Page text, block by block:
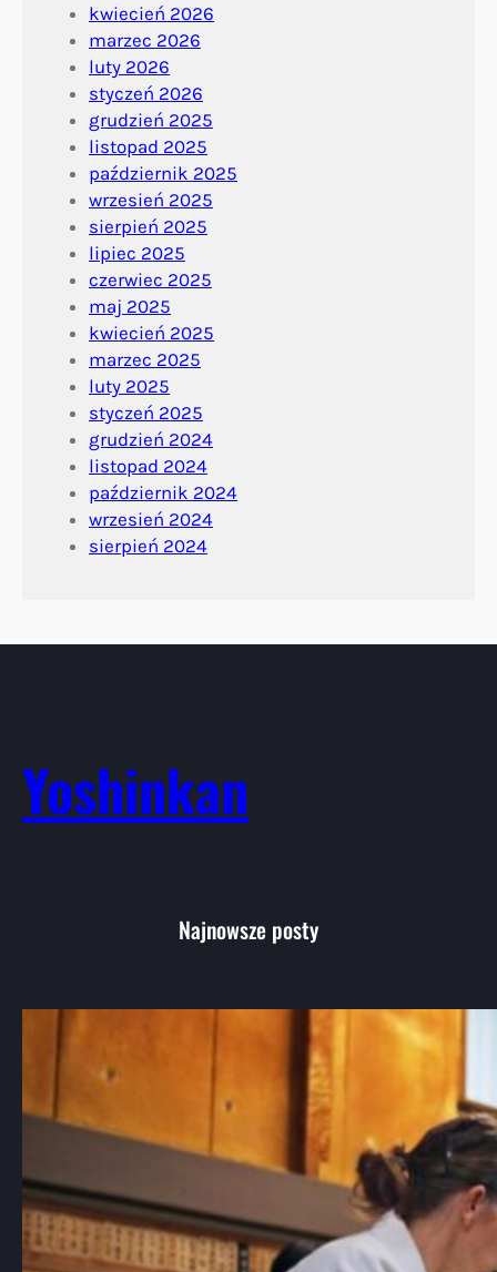
kwiecień 2026
marzec 2026
luty 2026
styczeń 2026
grudzień 2025
listopad 2025
październik 2025
wrzesień 2025
sierpień 2025
lipiec 2025
czerwiec 2025
maj 2025
kwiecień 2025
marzec 2025
luty 2025
styczeń 2025
grudzień 2024
listopad 2024
październik 2024
wrzesień 2024
sierpień 2024
Yoshinkan
Najnowsze posty
Aikido: Wprowadzenie do japońskiej
sztuki walki i jej filozofii
Aikido, choć mniej znane niż karate czy
judo, jest jedną…